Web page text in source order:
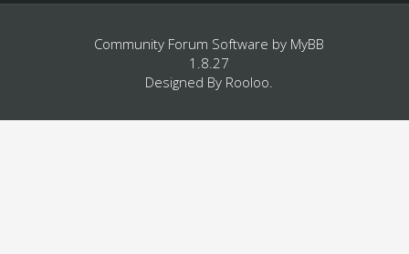
Community Forum Software by MyBB
1.8.27
Designed By Rooloo.